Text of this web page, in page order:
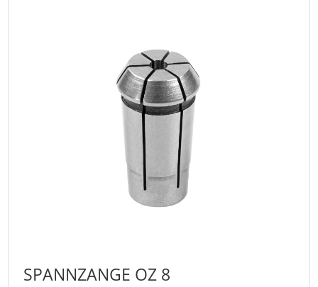
SPANNZANGE OZ 8